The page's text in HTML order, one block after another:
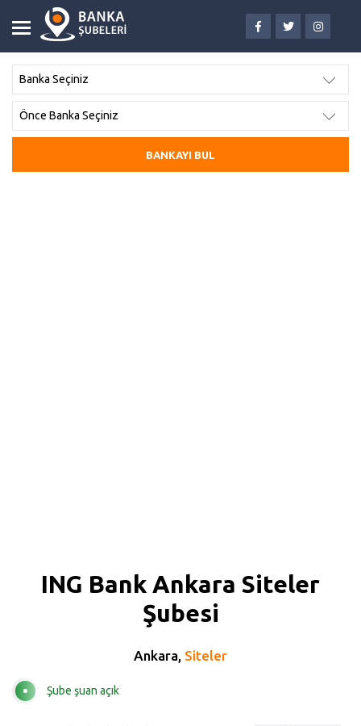
ING Bank Ankara Siteler
Şubesi
Ankara, Siteler
Şube şuan açık